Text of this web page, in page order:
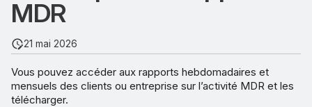
日本語
한국어
MDR
21 mai 2026
Vous pouvez accéder aux rapports hebdomadaires et
mensuels des clients ou entreprise sur l’activité MDR et les
télécharger.